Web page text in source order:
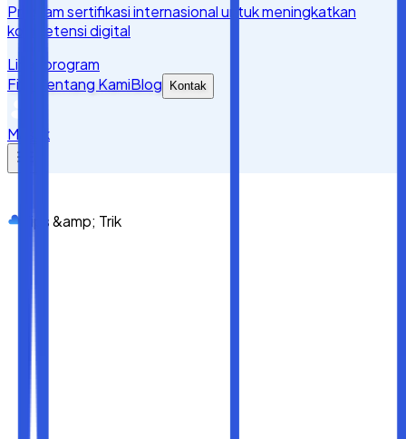
Program sertifikasi internasional untuk meningkatkan
kompetensi digital
Lihat program
Fitur
Tentang KamiBlog Kontak
Masuk
Tips &amp; Trik